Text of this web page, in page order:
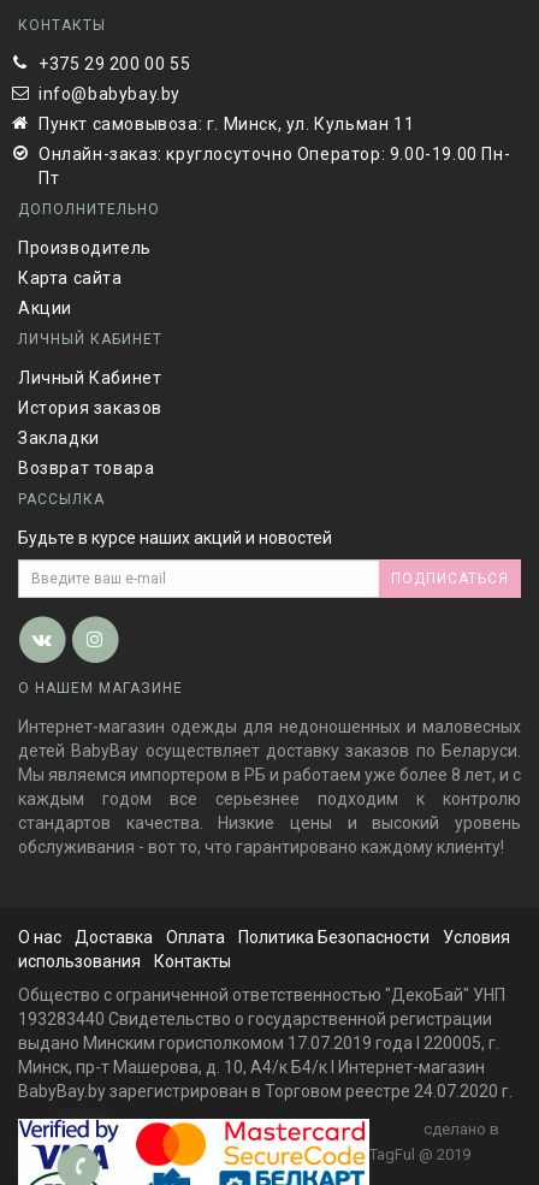
КОНТАКТЫ
+375 29 200 00 55
info@babybay.by
Пункт самовывоза: г. Минск, ул. Кульман 11
Онлайн-заказ: круглосуточно Оператор: 9.00-19.00 Пн-
Пт
ДОПОЛНИТЕЛЬНО
Производитель
Карта сайта
Акции
ЛИЧНЫЙ КАБИНЕТ
Личный Кабинет
История заказов
Закладки
Возврат товара
РАССЫЛКА
Будьте в курсе наших акций и новостей
ПОДПИСАТЬСЯ
О НАШЕМ МАГАЗИНЕ
Интернет-магазин одежды для недоношенных и маловесных
детей BabyBay осуществляет доставку заказов по Беларуси.
Мы являемся импортером в РБ и работаем уже более 8 лет, и с
каждым годом все серьезнее подходим к контролю
стандартов качества. Низкие цены и высокий уровень
обслуживания - вот то, что гарантировано каждому клиенту!
О нас Доставка Оплата Политика Безопасности
Условия
использования
Контакты
Общество с ограниченной ответственностью "ДекоБай" УНП
193283440 Свидетельство о государственной регистрации
выдано Минским горисполкомом 17.07.2019 года I 220005, г.
Минск, пр-т Машерова, д. 10, А4/к Б4/к I Интернет-магазин
BabyBay.by зарегистрирован в Торговом реестре 24.07.2020 г.
сделано в
TagFul @ 2019